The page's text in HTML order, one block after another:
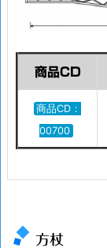
商品CD
商品CD：
00700
方杖